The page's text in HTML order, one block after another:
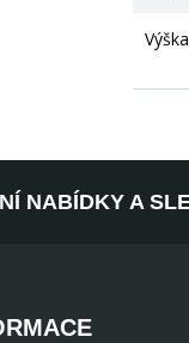
Výška
NABÍDKY A